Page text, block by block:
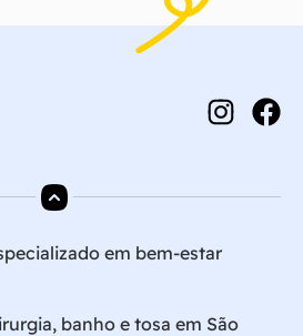
em bem-estar
banho e tosa em São